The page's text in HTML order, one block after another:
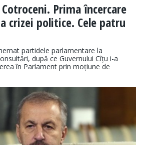
Prima încercare
crizei politice. Cele patru
partidele parlamentare la
după ce Guvernului Cîțu i-a
în Parlament prin moțiune de